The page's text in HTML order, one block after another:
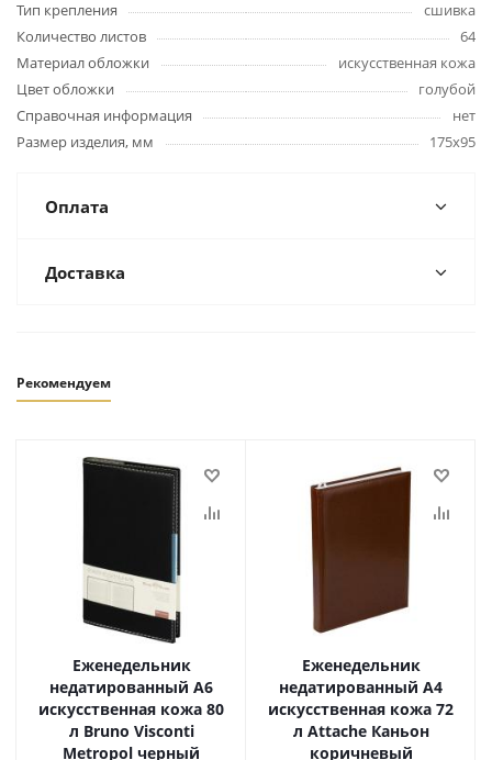
Тип крепления
сшивка
Количество листов
64
Материал обложки
искусственная кожа
Цвет обложки
голубой
Справочная информация
нет
Размер изделия, мм
175х95
Оплата
Доставка
Рекомендуем
Еженедельник
недатированный А6
искусственная кожа 80
л Bruno Visconti
Metropol черный
Еженедельник
недатированный А4
искусственная кожа 72
л Attache Каньон
коричневый